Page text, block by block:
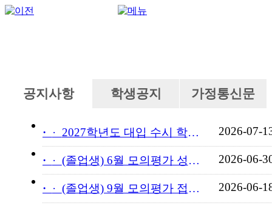
공지사항 학생공지 가정통신문
· 2027학년도 대입 수시 학교... 2026-07-
· (졸업생) 6월 모의평가 성적... 2026-06-
· (졸업생) 9월 모의평가 접수... 2026-06-